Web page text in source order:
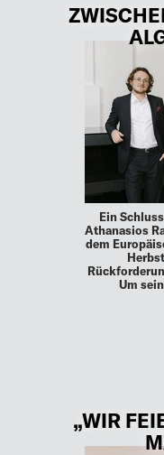
Ein
Athanasios
dem
Um
„WIR